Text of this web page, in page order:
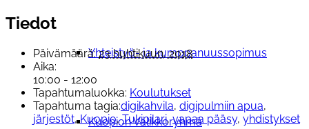
Yhteistyö- ja kumppanuussopimus
Kuopion Valikkoryhmä
Tiedot
Päivämäärä: 23 huhtikuun, 2018
Aika:
10:00 - 12:00
Tapahtumaluokka: Koulutukset
Tapahtuma tagia:digikahvila, digipulmiin apua,
järjestöt,Kuopio,Tukipilari,vapaa pääsy, yhdistykset